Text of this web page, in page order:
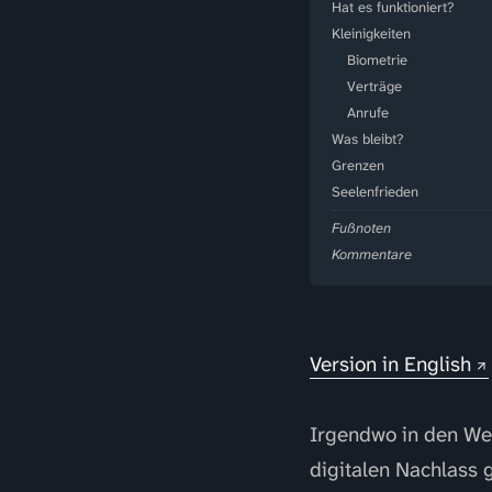
Hat es funktioniert?
Kleinigkeiten
Biometrie
Verträge
Anrufe
Was bleibt?
Grenzen
Seelenfrieden
Fußnoten
Kommentare
Version in English
Irgendwo in den
digitalen Nachlass